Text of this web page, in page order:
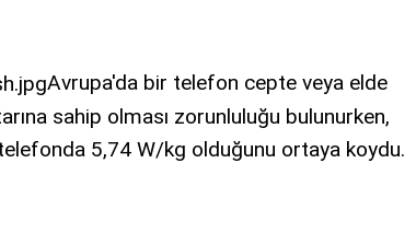
Avrupa'da bir telefon cepte veya elde
sahip olması zorunluluğu bulunurken,
5,74 W/kg olduğunu ortaya koydu.